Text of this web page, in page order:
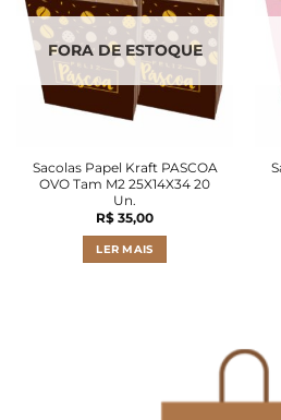
FORA DE ESTOQUE
Sacolas Papel Kraft PASCOA
OVO Tam M2 25X14X34 20
Un.
R$ 35,00
LER MAIS